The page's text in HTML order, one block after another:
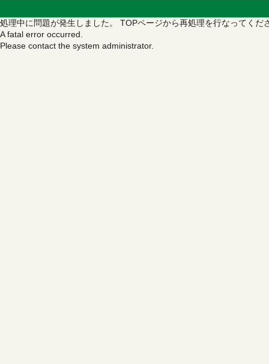
処理中に問題が発生しました。 TOPページから再処理を行なってくだ
A fatal error occurred.
Please contact the system administrator.